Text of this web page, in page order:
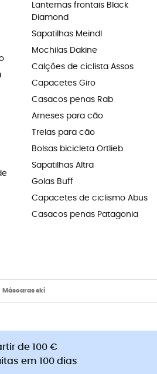
Lanternas frontais Black
Diamond
Sapatilhas Meindl
Mochilas Dakine
Calções de ciclista Assos
Capacetes Giro
Casacos penas Rab
Arneses para cão
Trelas para cão
Bolsas bicicleta Ortlieb
Sapatilhas Altra
Golas Buff
Capacetes de ciclismo Abus
Casacos penas Patagonia
Máscaras ski
de 100 €
em 100 dias